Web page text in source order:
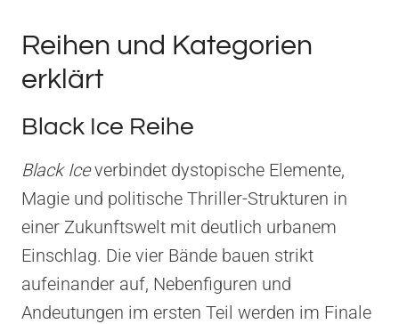
Reihen und Kategorien
erklärt
Black Ice Reihe
Black Iceverbindet dystopische Elemente,
Magie und politische Thriller-Strukturen in
einer Zukunftswelt mit deutlich urbanem
Einschlag. Die vier Bände bauen strikt
aufeinander auf, Nebenfiguren und
Andeutungen im ersten Teil werden im Finale